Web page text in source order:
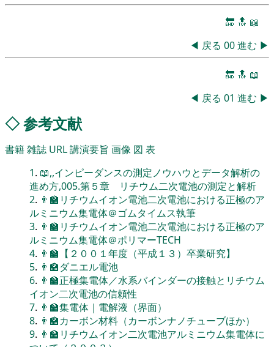
🔚 🔝 📖
◀ 戻る 00進む ▶
🔚 🔝 📖
◀ 戻る 01 進む ▶
◇参考文献
書籍雑誌 URL講演要旨 画像 図 表
1. 📖,,インピーダンスの測定ノウハウとデータ解析の
進め方,005.第５章 リチウム二次電池の測定と解析
2. 👨‍🏫リチウムイオン電池二次電池における正極のア
ルミニウム集電体＠ゴムタイムス執筆
3. 👨‍🏫リチウムイオン電池二次電池における正極のア
ルミニウム集電体＠ポリマーTECH
4. 👨‍🏫【２００１年度（平成１３）卒業研究】
5. 👨‍🏫ダニエル電池
6. 👨‍🏫正極集電体／水系バインダーの接触とリチウム
イオン二次電池の信頼性
7. 👨‍🏫集電体｜電解液（界面）
8. 👨‍🏫カーボン材料（カーボンナノチューブほか）
9. 👨‍🏫リチウムイオン二次電池アルミニウム集電体に